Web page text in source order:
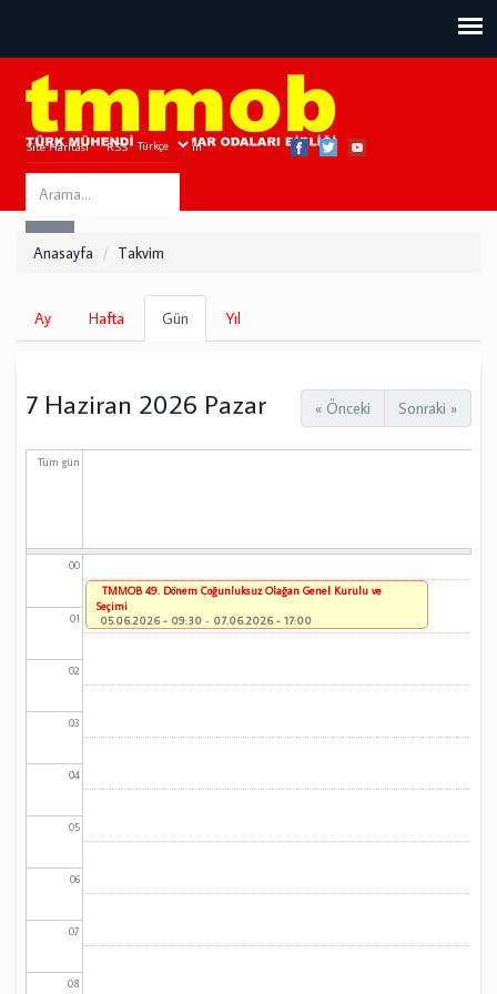
Site Haritası RSS Bize Ulaşın
Search
this
Anasayfa Takvim
Birincil
sekmeler
Ay Hafta Gün
sekme)
Yıl
« Önceki Sonraki »
7 Haziran 2026 Pazar
Tüm gün
00
01
02
03
04
05
06
07
08
TMMOB 49. Dönem Çoğunluksuz Olağan Genel Kurulu ve
Seçimi
05.06.2026 - 09:30 - 07.06.2026 - 17:00